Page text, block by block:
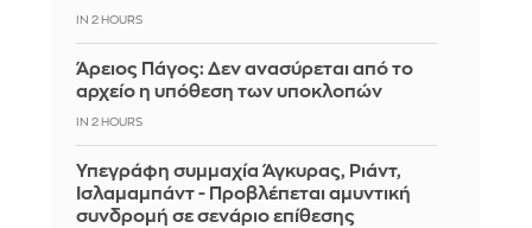
IN 2 HOURS
Άρειος Πάγος: Δεν ανασύρεται από το
αρχείο η υπόθεση των υποκλοπών
IN 2 HOURS
Υπεγράφη συμμαχία Άγκυρας, Ριάντ,
Ισλαμαμπάντ - Προβλέπεται αμυντική
συνδρομή σε σενάριο επίθεσης